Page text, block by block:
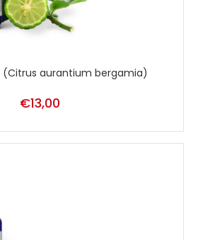
aurantium bergamia)
€13,00